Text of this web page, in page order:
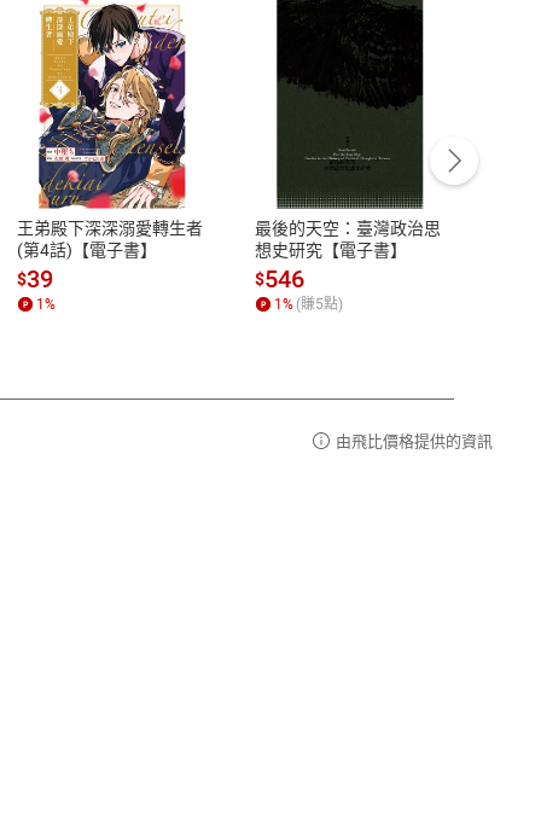
性
參
客服資訊
服務時間：週一到週五 10:00-12:00、
13:00-17:00 (國定假日及例假日休息)
客服電話：0080-1857077
王弟殿下深深溺愛轉生者
(第4話)【電子書】
$39
1%
最後的天空：臺灣政治思
想史研究【電子書】
$546
1% (賺5點)
由飛比價格提供的資訊